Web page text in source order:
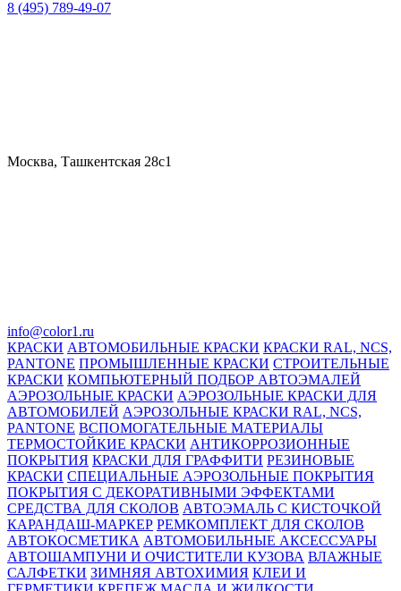
8 (495) 789-49-07
Москва, Ташкентская 28с1
info@color1.ru
КРАСКИ АВТОМОБИЛЬНЫЕ КРАСКИ КРАСКИ RAL, NCS,
PANTONE ПРОМЫШЛЕННЫЕ КРАСКИ СТРОИТЕЛЬНЫЕ
КРАСКИ КОМПЬЮТЕРНЫЙ ПОДБОР АВТОЭМАЛЕЙ
АЭРОЗОЛЬНЫЕ КРАСКИ АЭРОЗОЛЬНЫЕ КРАСКИ ДЛЯ
АВТОМОБИЛЕЙ АЭРОЗОЛЬНЫЕ КРАСКИ RAL, NCS,
PANTONE ВСПОМОГАТЕЛЬНЫЕ МАТЕРИАЛЫ
ТЕРМОСТОЙКИЕ КРАСКИ АНТИКОРРОЗИОННЫЕ
ПОКРЫТИЯ КРАСКИ ДЛЯ ГРАФФИТИ РЕЗИНОВЫЕ
КРАСКИ СПЕЦИАЛЬНЫЕ АЭРОЗОЛЬНЫЕ ПОКРЫТИЯ
ПОКРЫТИЯ С ДЕКОРАТИВНЫМИ ЭФФЕКТАМИ
СРЕДСТВА ДЛЯ СКОЛОВ АВТОЭМАЛЬ С КИСТОЧКОЙ
КАРАНДАШ-МАРКЕР РЕМКОМПЛЕКТ ДЛЯ СКОЛОВ
АВТОКОСМЕТИКА АВТОМОБИЛЬНЫЕ АКСЕССУАРЫ
АВТОШАМПУНИ И ОЧИСТИТЕЛИ КУЗОВА ВЛАЖНЫЕ
САЛФЕТКИ ЗИМНЯЯ АВТОХИМИЯ КЛЕИ И